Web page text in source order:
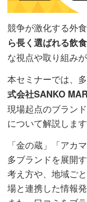
競争が激化する外
ら長く選ばれる飲
な視点や取り組み
本セミナーでは、
式会社SANKO
現場起点のブラン
について解説します
「金の蔵」「アカ
多ブランドを展開
考え方や、地域ご
場と連携した情報